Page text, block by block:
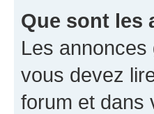
Que sont les
Les
vous devez
forum et dans